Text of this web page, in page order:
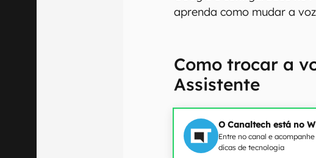
aprenda como mudar a
Como trocar a
Assistente
O Canaltech está no
Entre no canal e
dicas de tecnologia